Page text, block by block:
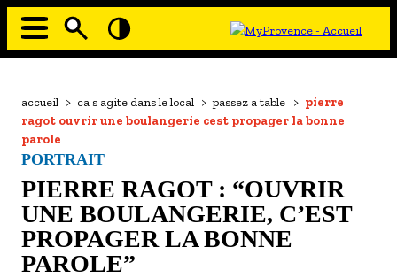
Aller
principale
À MOI LA CULTURE
AU GRAND AIR
PASSEZ À TABLE
SOUS TOUTES LES COUTUMES
TOURISME ET HANDICAP
Fil
d'Ariane
accueil > ca s agite dans le local > passez a table > pierre
ragot ouvrir une boulangerie cest propager la bonne
parole
PORTRAIT
PIERRE RAGOT : “OUVRIR
UNE BOULANGERIE, C’EST
PROPAGER LA BONNE
PAROLE”